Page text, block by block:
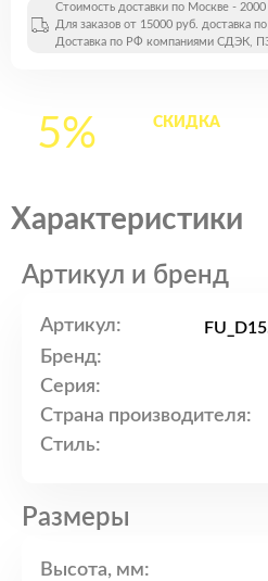
Стоимость доставки по Москве - 2000
Для заказов от 15000 руб. доставка
Доставка по РФ компаниями СДЭК,
5% СКИДКАна все
Характеристики
Артикул и бренд
Артикул:
Бренд:
Серия:
Страна производителя:
Стиль:
Размеры
Высота, мм: